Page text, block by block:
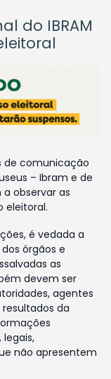
do IBRAM
de comunicação
– Ibram e de
observar as
eleitoral.
é vedada a
órgãos e
as
devem ser
agentes
da
não apresentem